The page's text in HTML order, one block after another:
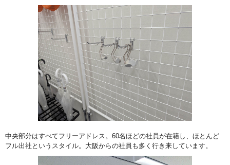
中央部分はすべてフリーアドレス。60名ほどの社員が在籍し、ほとんど
フル出社というスタイル。大阪からの社員も多く行き来しています。